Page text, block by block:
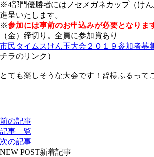
※4部門優勝者にはノセメガネカップ（け
進呈いたします。
※参加には事前のお申込みが必要となりま
（金）締切り。全員に参加賞あり
市民タイムスけん玉大会２０１９参加者募
チラのリンク）
とても楽しそうな大会です！皆様ふるって
前の記事
記事一覧
次の記事
NEW POST新着記事